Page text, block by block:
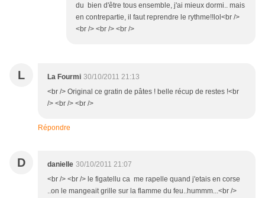
du bien d'être tous ensemble, j'ai mieux dormi.. mais
en contrepartie, il faut reprendre le rythme!!lol<br />
<br /> <br /> <br />
L La Fourmi 30/10/2011 21:13
<br /> Original ce gratin de pâtes ! belle récup de restes !<br
/> <br /> <br />
Répondre
D danielle 30/10/2011 21:07
<br /> <br /> le figatellu ca me rapelle quand j'etais en corse
..on le mangeait grille sur la flamme du feu..hummm...<br />